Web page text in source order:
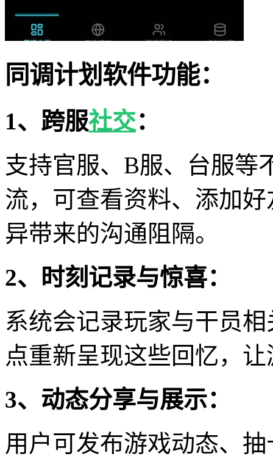
同调计划软件功能：
1、跨服社交：
支持官服、B服、台服等
流，可查看资料、添加
异带来的沟通阻隔。
2、时刻记录与惊喜：
系统会记录玩家与干员
点重新呈现这些回忆，
3、动态分享与展示：
用户可发布游戏动态、